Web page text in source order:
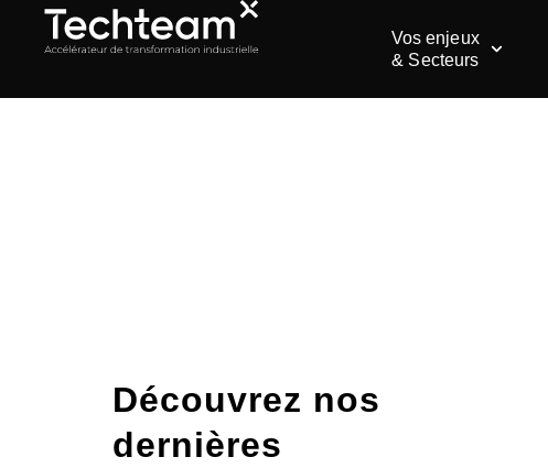
Vos enjeux
& Secteurs
Découvrez nos
dernières